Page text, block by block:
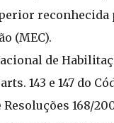
(MEC).
de
143 e 147 do
168/